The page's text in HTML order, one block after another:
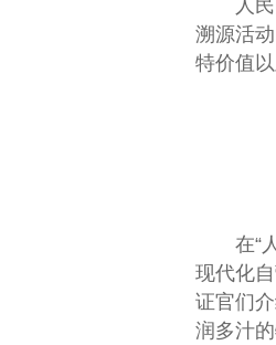
人民
溯源活
特价值
在“
现代化
证官们
润多汁